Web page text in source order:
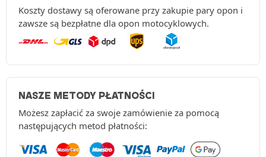
Koszty dostawy są oferowane przy zakupie pary opon i
zawsze są bezpłatne dla opon motocyklowych.
NASZE METODY PŁATNOŚCI
Możesz zapłacić za swoje zamówienie za pomocą
następujących metod płatności: